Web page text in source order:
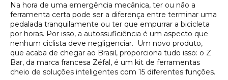
Na hora de uma emergência mecânica, ter ou não a
ferramenta certa pode ser a diferença entre terminar uma
pedalada tranquilamente ou ter que empurrar a bicicleta
por horas. Por isso, a autossuficiência é um aspecto que
nenhum ciclista deve negligenciar. Um novo produto,
que acaba de chegar ao Brasil, proporciona tudo isso: o Z
Bar, da marca francesa Zéfal, é um kit de ferramentas
cheio de soluções inteligentes com 15 diferentes funções.